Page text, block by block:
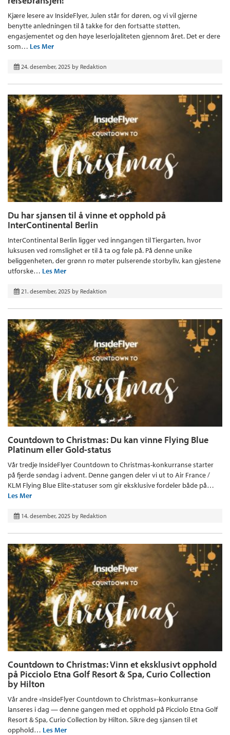
Kjære lesere av InsideFlyer, Julen står for døren, og vi vil gjerne
benytte anledningen til å takke for den fortsatte støtten,
engasjementet og den høye leserlojaliteten gjennom året. Det er dere
som… Les Mer
24. desember, 2025 by Redaktion
Du har sjansen til å vinne et opphold på
InterContinental Berlin
InterContinental Berlin ligger ved inngangen til Tiergarten, hvor
luksusen ved romslighet er til å ta og føle på. På denne unike
beliggenheten, der grønn ro møter pulserende storbyliv, kan gjestene
utforske… Les Mer
21. desember, 2025 by Redaktion
Countdown to Christmas: Du kan vinne Flying Blue
Platinum eller Gold-status
Vår tredje InsideFlyer Countdown to Christmas-konkurranse starter
på fjerde søndag i advent. Denne gangen deler vi ut to Air France /
KLM Flying Blue Elite-statuser som gir eksklusive fordeler både på…
Les Mer
14. desember, 2025 by Redaktion
Countdown to Christmas: Vinn et eksklusivt opphold
på Picciolo Etna Golf Resort & Spa, Curio Collection
by Hilton
Vår andre «InsideFlyer Countdown to Christmas»-konkurranse
lanseres i dag — denne gangen med et opphold på Picciolo Etna Golf
Resort & Spa, Curio Collection by Hilton. Sikre deg sjansen til et
opphold… Les Mer